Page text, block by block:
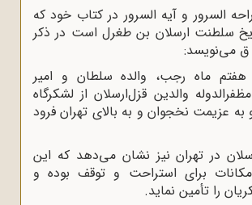
‌السرور و آیه السرور در کتاب خود که
سلطنت ارسلان‌ بن ‌طغرل است در ذکر
ماه رجب، والده سلطان و امیر
والدین قزل‌ارسلان از لشکرگاه
عزیمت نخجوان و به بالای تهران فرود
در تهران نیز نشان می‌دهد که این
برای استراحت و توقف بوده و
را تأمین نماید.